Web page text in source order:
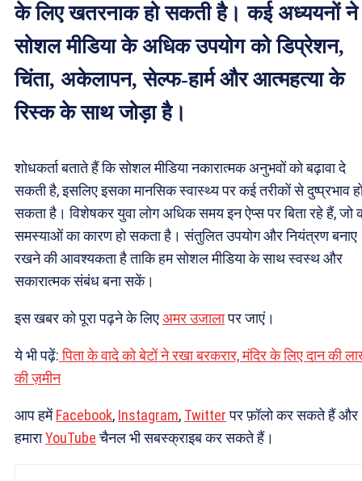
के लिए खतरनाक हो सकती है। कई अध्ययनों ने
सोशल मीडिया के अधिक उपयोग को डिप्रेशन,
चिंता, अकेलापन, सेल्फ-हार्म और आत्महत्या के
रिस्क के साथ जोड़ा है।
शोधकर्ता बताते हैं कि सोशल मीडिया नकारात्मक अनुभवों को बढ़ावा दे
सकती है, इसलिए इसका मानसिक स्वास्थ्य पर कई तरीकों से दुष्प्रभाव
सकता है। विशेषकर युवा लोग अधिक समय इन ऐप्स पर बिता रहे हैं, जो
समस्याओं का कारण हो सकता है। संतुलित उपयोग और नियंत्रण बनाए
रखने की आवश्यकता है ताकि हम सोशल मीडिया के साथ स्वस्थ और
सकारात्मक संबंध बना सकें।
इस खबर को पूरा पढ़ने के लिएअमर उजालापर जाएं।
ये भी पढ़ें:पिता के वादे को बेटों ने रखा बरकरार, मंदिर के लिए दान की
की ज़मीन
आप हमेंFacebook, Instagram, Twitterपर फ़ॉलो कर सकते हैं और
हमाराYouTubeचैनल भी सबस्क्राइब कर सकते हैं।